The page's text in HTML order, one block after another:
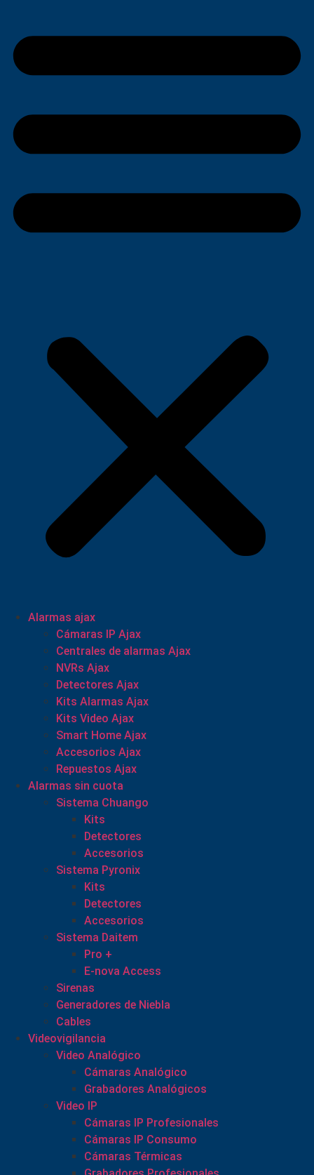
Alarmas ajax
Cámaras IP Ajax
Centrales de alarmas Ajax
NVRs Ajax
Detectores Ajax
Kits Alarmas Ajax
Kits Video Ajax
Smart Home Ajax
Accesorios Ajax
Repuestos Ajax
Alarmas sin cuota
Sistema Chuango
Kits
Detectores
Accesorios
Sistema Pyronix
Kits
Detectores
Accesorios
Sistema Daitem
Pro +
E-nova Access
Sirenas
Generadores de Niebla
Cables
Videovigilancia
Video Analógico
Cámaras Analógico
Grabadores Analógicos
Video IP
Cámaras IP Profesionales
Cámaras IP Consumo
Cámaras Térmicas